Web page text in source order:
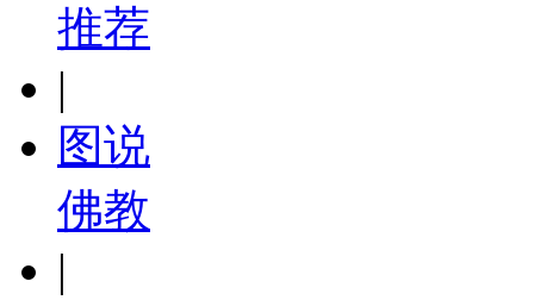
推荐
|
图说
佛教
|